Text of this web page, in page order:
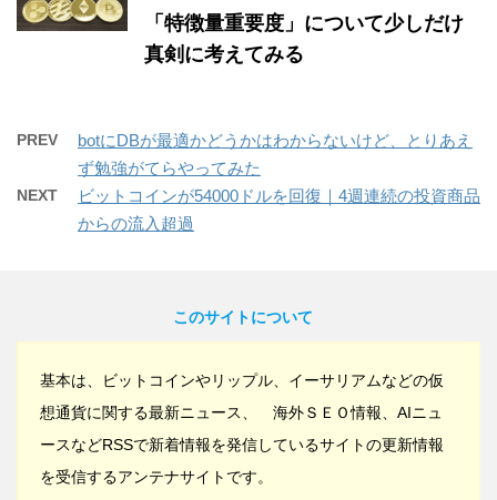
「特徴量重要度」について少しだけ
真剣に考えてみる
PREV
botにDBが最適かどうかはわからないけど、とりあえ
ず勉強がてらやってみた
NEXT
ビットコインが54000ドルを回復｜4週連続の投資商品
からの流入超過
このサイトについて
基本は、ビットコインやリップル、イーサリアムなどの仮
想通貨に関する最新ニュース、 海外ＳＥＯ情報、AIニュ
ースなどRSSで新着情報を発信しているサイトの更新情報
を受信するアンテナサイトです。